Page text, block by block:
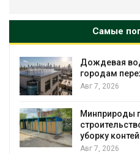
Самые
Дождевая
городам
Авг 7, 2026
Минприроды
уборку
Авг 7, 2026